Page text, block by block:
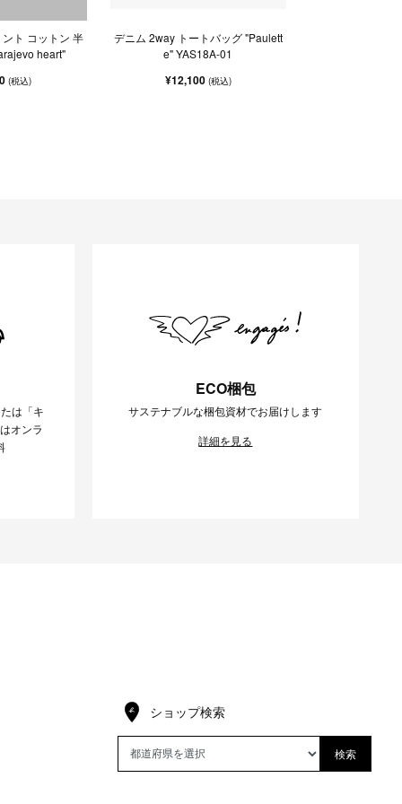
ト コットン 半
heart"
(税込)
デニム 2way トートバッグ "Paulett
e" YAS18A-01
¥12,100 (税込)
は「キ
オンラ
ECO梱包
サステナブルな梱包資材でお届けします
詳細を見る
ショップ検索
検索